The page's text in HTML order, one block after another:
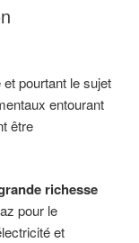
et pourtant le sujet
entourant
être
richesse
pour le
et